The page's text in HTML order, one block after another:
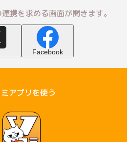
携を求める画面が開きます。
Facebook
アプリを使う